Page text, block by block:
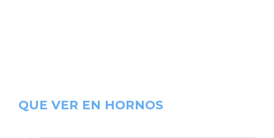
QUE VER EN HORNOS